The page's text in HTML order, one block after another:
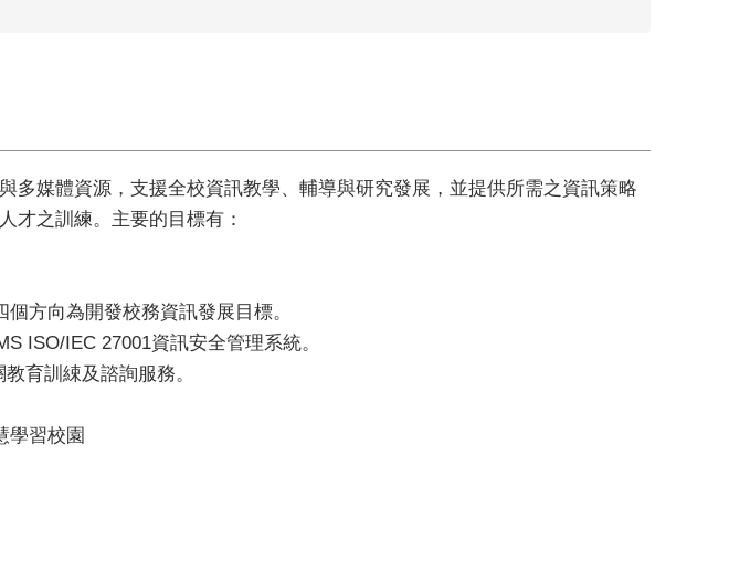
媒體資源，支援全校資訊教學、輔導與研究發展，並提供所需之資訊策略
才之訓練。主要的目標有：
方向為開發校務資訊發展目標。
ISO/IEC 27001資訊安全管理系統。
育訓綀及諮詢服務。
學習校園